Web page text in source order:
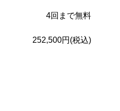
4回まで無料
252,500円(税込)